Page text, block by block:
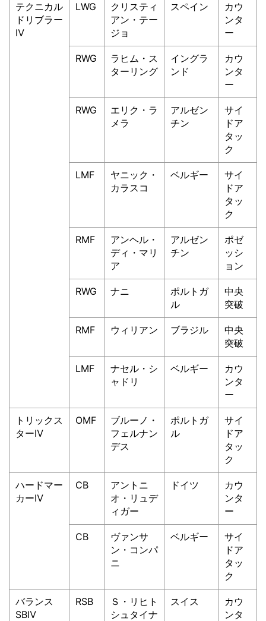
テクニカル
ドリブラー
Ⅳ
LWG
クリスティ
アン・テー
ジョ
スペイン
カウ
ンタ
ー
RWG
ラヒム・ス
ターリング
イングラ
ンド
カウ
ンタ
ー
RWG
エリク・ラ
メラ
アルゼン
チン
サイ
ドア
タッ
ク
LMF
ヤニック・
カラスコ
ベルギー
サイ
ドア
タッ
ク
RMF
アンヘル・
ディ・マリ
ア
アルゼン
チン
ポゼ
ッシ
ョン
RWG ナニ
ポルトガ
ル
中央
突破
RMF ウィリアン ブラジル
中央
突破
LMF
ナセル・シ
ャドリ
ベルギー
カウ
ンタ
ー
トリックス
ターⅣ
OMF
ブルーノ・
フェルナン
デス
ポルトガ
ル
サイ
ドア
タッ
ク
ハードマー
カーⅣ
CB
アントニ
オ・リュデ
ィガー
ドイツ
カウ
ンタ
ー
CB
ヴァンサ
ン・コンパ
ニ
ベルギー
サイ
ドア
タッ
ク
バランス
SBⅣ
RSB
Ｓ・リヒト
シュタイナ
スイス
カウ
ンタ